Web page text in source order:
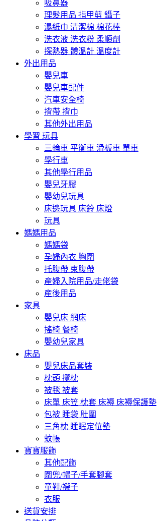
吸鼻器
理髮用品 指甲剪 鑷子
濕紙巾 清潔棉 棉花棒
洗衣液 洗衣粉 柔順劑
探熱器 體溫計 溫度計
外出用品
嬰兒車
嬰兒車配件
汽車安全椅
揹帶 揹巾
其他外出用品
學習 玩具
三輪車 平衡車 滑板車 單車
學行車
其他學行用品
嬰兒牙膠
嬰幼兒玩具
床邊玩具 床鈴 床燈
玩具
媽媽用品
媽媽袋
孕婦內衣 胸圍
托腹帶 束腹帶
產婦入院用品/走佬袋
産後用品
家具
嬰兒床 網床
搖椅 餐椅
嬰幼兒家具
床品
嬰兒床品套裝
枕頭 攬枕
被毯 被套
床單 床笠 枕套 床褥 床褥保護墊
包被 睡袋 肚圍
三角枕 睡眠定位墊
蚊帳
寶寶服飾
其他配飾
圍兜/帽子/手套腳套
童鞋/襪子
衣服
送貨安排